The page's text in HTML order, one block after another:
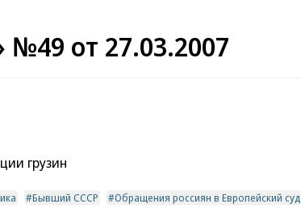
№49 от 27.03.2007
грузин
Бывший СССР
Обращения россиян в Европейский суд